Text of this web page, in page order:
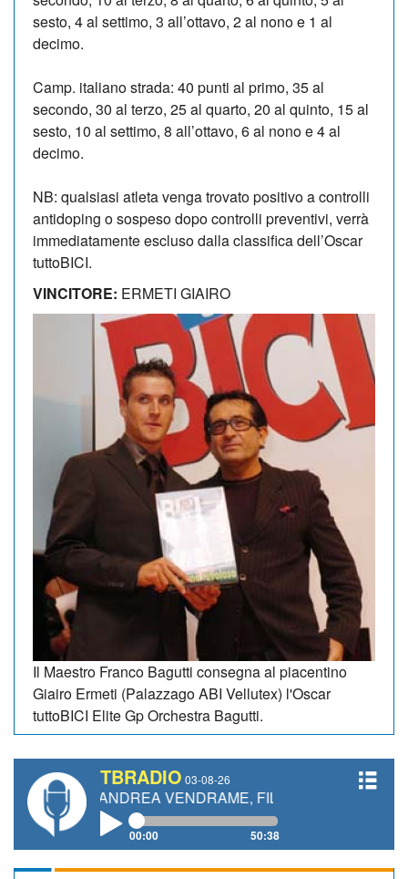
sesto, 4 al settimo, 3 all’ottavo, 2 al nono e 1 al
decimo.
Camp. italiano strada: 40 punti al primo, 35 al
secondo, 30 al terzo, 25 al quarto, 20 al quinto, 15 al
sesto, 10 al settimo, 8 all’ottavo, 6 al nono e 4 al
decimo.
NB: qualsiasi atleta venga trovato positivo a controlli
antidoping o sospeso dopo controlli preventivi, verrà
immediatamente escluso dalla classifica dell’Oscar
tuttoBICI.
VINCITORE: ERMETI GIAIRO
Il Maestro Franco Bagutti consegna al piacentino
Giairo Ermeti (Palazzago ABI Vellutex) l'Oscar
tuttoBICI Elite Gp Orchestra Bagutti.
TBRADIO 03-08-26
ANDREA VENDRAME, FILIPPO FIORELLI
00:00 50:38